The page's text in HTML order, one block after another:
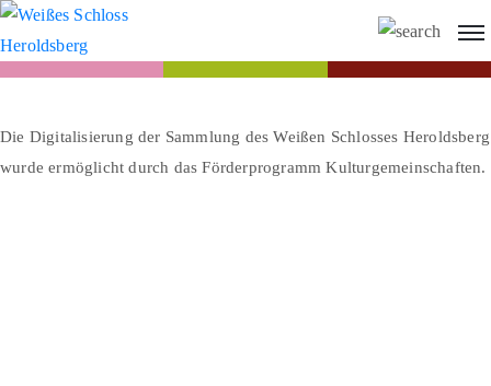
Die Digitalisierung der Sammlung des Weißen Schlosses Heroldsberg
wurde ermöglicht durch das Förderprogramm Kulturgemeinschaften.